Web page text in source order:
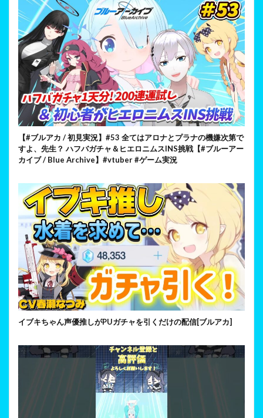
【#ブルアカ / 初見実況】#53 全てはアロナとプラナの機嫌次第で
すよ、先生？ ハフバガチャ＆ヒエロニムスINS挑戦【#ブルーアー
カイブ / Blue Archive】#vtuber #ゲーム実況
イブキちゃん声優推しがPUガチャを引くだけの配信[ブルアカ]